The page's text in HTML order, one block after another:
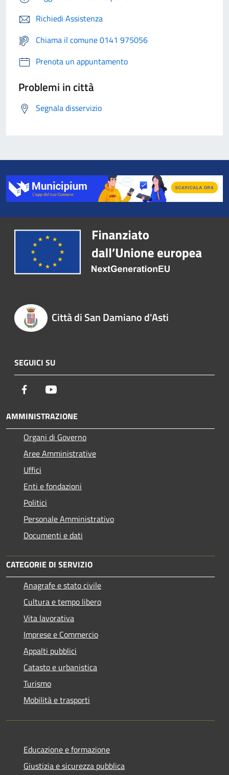
Richiedi Assistenza
Chiama il comune 0141 975056
Prenota un appuntamento
Problemi in città
Segnala disservizio
Città di San Damiano d'Asti
SEGUICI SU
Facebook
AMMINISTRAZIONE
Organi di Governo
Aree Amministrative
Uffici
Enti e fondazioni
Politici
Personale Amministrativo
Documenti e dati
CATEGORIE DI SERVIZIO
Anagrafe e stato civile
Cultura e tempo libero
Vita lavorativa
Imprese e Commercio
Appalti pubblici
Catasto e urbanistica
Turismo
Mobilità e trasporti
Educazione e formazione
Giustizia e sicurezza pubblica